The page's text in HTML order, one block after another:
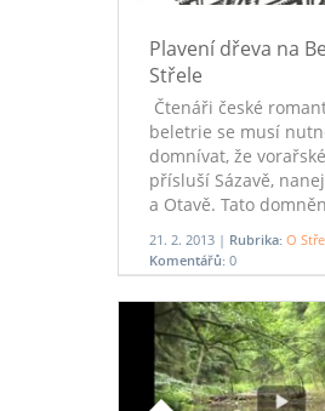
Plavení dřeva na
Střele
Čtenáři české
beletrie se musí
domnívat, že
přísluší Sázavě,
a Otavě. Tato
bezpochyby vznikla
popularitě knih Jana
„Plavci na Sázavě“,
Sázavě přívoz“ a
řeka“. Nesporně k
i zfilmování některých
Morávkových
„Plavecký mariáš“).
21. 2. 2013 | Rubrika: O
Komentářů: 0